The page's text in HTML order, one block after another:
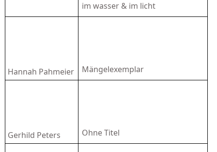
im wasser & im licht
Hannah Pahmeier Mängelexemplar
Gerhild Peters Ohne Titel